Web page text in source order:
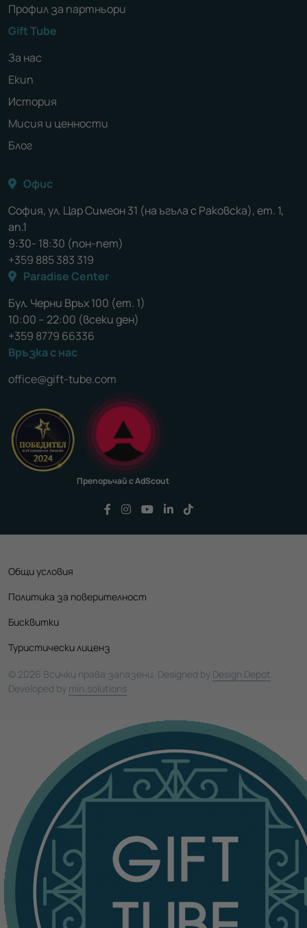
Профил за партньори
Gift Tube
За нас
Екип
История
Мисия и ценности
Блог
Офис
София, ул. Цар Симеон 31 (на ъгъла с Раковска), ет. 1,
ап.1
9:30- 18:30 (пон-пет)
+359 885 383 319
Paradise Center
Бул. Черни Връх 100 (ет. 1)
10:00 – 22:00 (всеки ден)
+359 8779 66336
Връзка с нас
office@gift-tube.com
Препоръчай с AdScout
Последвайте ни във Facebook
Последвайте ни във Instagram
Последвайте ни във
Последвайте ни във
Общи условия
Политика за поверителност
Бисквитки
Туристически лиценз
© 2026 Всички права запазени. Designed by Design Depot.
Developed by min.solutions